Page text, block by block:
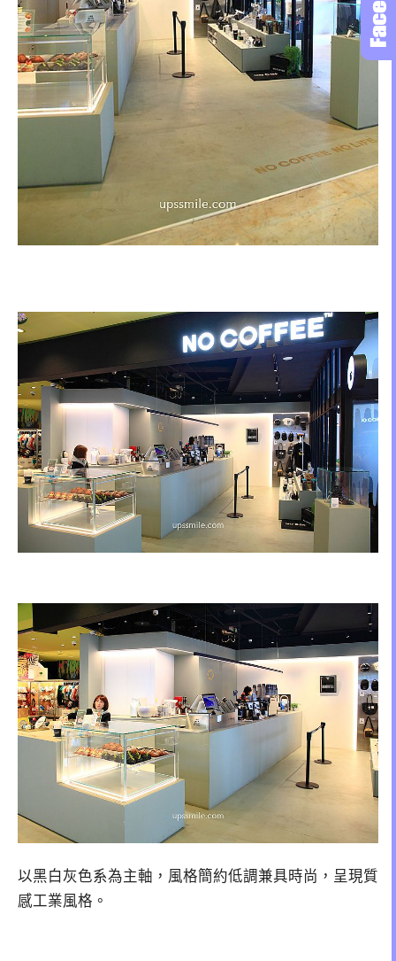
以黑白灰色系為主軸，風格簡約低調兼具時尚，呈現質
感工業風格。